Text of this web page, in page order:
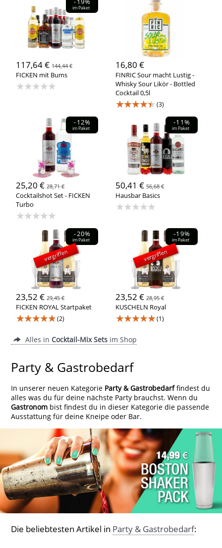
im Paket
117,64 €144,44 €
FICKEN mit Bums
★★★★★
16,80 €
FINRIC Sour macht Lustig -
Whisky Sour Likör - Bottled
Cocktail 0,5l
★★★★★(3)
-12%
im Paket
25,20 €28,71 €
Cocktailshot Set - FICKEN
Turbo
★★★★★
-11%
im Paket
50,41 € 56,68 €
Hausbar Basics
★★★★★
-20%
im Paket
vergriffen
23,52 €29,45 €
FICKEN ROYAL Startpaket
★★★★★(2)
-19%
im Paket
vergriffen
23,52 € 28,95 €
KUSCHELN Royal
★★★★★(1)
Alles in Cocktail-Mix Sets im Shop
Party & Gastrobedarf
In unserer neuen Kategorie Party & Gastrobedarffindest du
alles was du für deine nächste Party brauchst. Wenn du
Gastronom bist findest du in dieser Kategorie die passende
Ausstattung für deine Kneipe oder Bar.
Die beliebtesten Artikel in Party & Gastrobedarf: